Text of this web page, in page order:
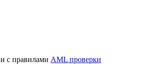
и с правилами AML проверки